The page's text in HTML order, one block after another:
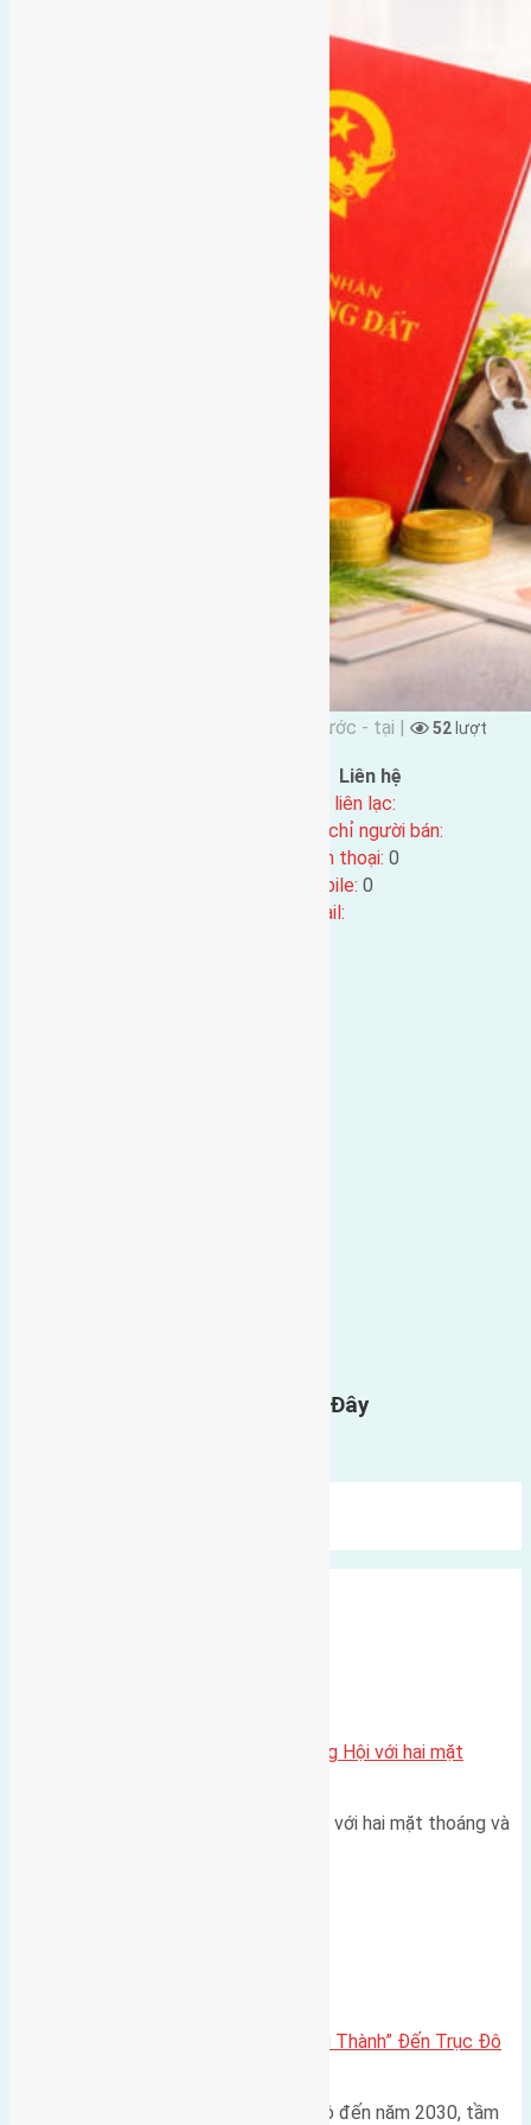
Đặng Đức Giảng đăng vào 11 tháng Trước - tại | 52 lượt
Liên hệ
Tên liên lạc:
Địa chỉ người bán:
Điện thoại: 0
Mobile: 0
Email:
Gửi Tin Nhắn Cho Chúng Tôi Ở Đây
Một vị trí hiếm còn lại tại X1 Đông Hội với hai mặt
Một góc tái định cư X1 Đông Hội với hai mặt thoáng và
Đông Anh 2026: Từ “Huyện Ngoại Thành” Đến Trục Đô
Trong bối cảnh Quy hoạch Thủ đô đến năm 2030, tầm